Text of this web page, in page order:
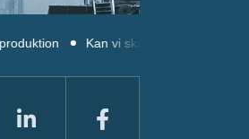
Kan vi skapa gröna hem för alla?